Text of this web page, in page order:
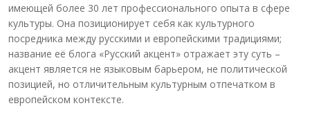
имеющей более 30 лет профессионального опыта в сфере
культуры. Она позиционирует себя как культурного
посредника между русскими и европейскими традициями;
название её блога «Русский акцент» отражает эту суть –
акцент является не языковым барьером, не политической
позицией, но отличительным культурным отпечатком в
европейском контексте.